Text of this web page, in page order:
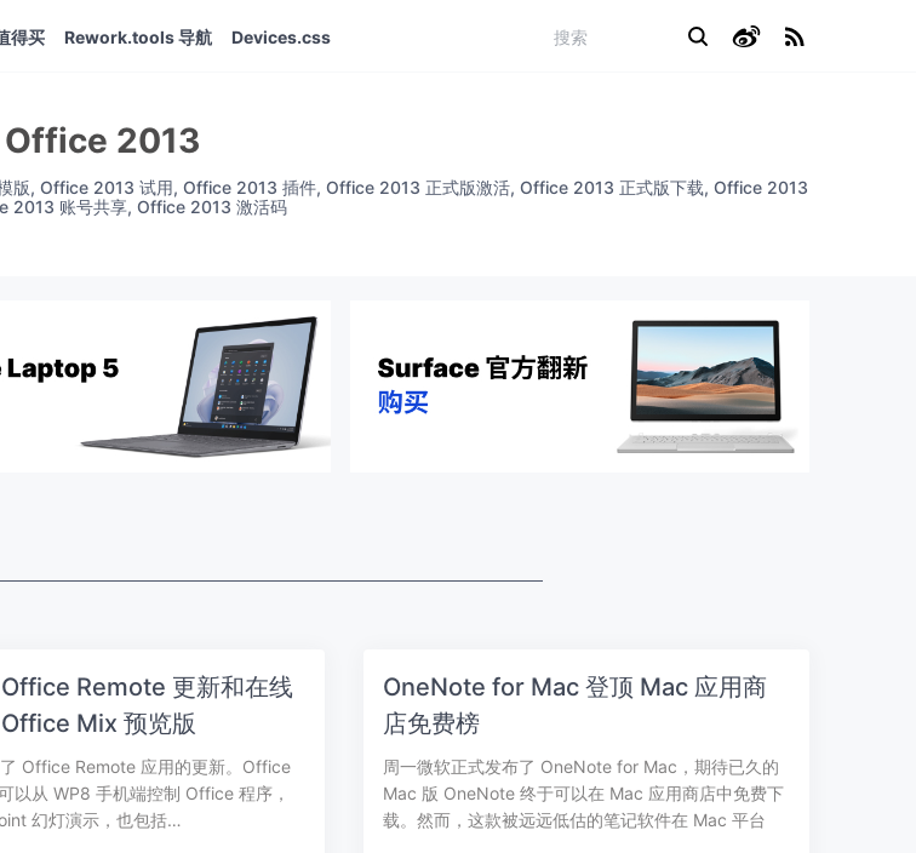
得买 Rework.tools 导航 Devices.css
Office 2013
, Office 2013 试用, Office 2013 插件, Office 2013 正式版激活, Office 2013 正式版下载, Office 2013
2013 账号共享, Office 2013 激活码
Remote 更新和在线
Mix 预览版
Office Remote 应用的更新。Office
以从 WP8 手机端控制 Office 程序，
幻灯演示，也包括…
OneNote for Mac 登顶 Mac 应用商
店免费榜
周一微软正式发布了 OneNote for Mac，期待已久的
Mac 版 OneNote 终于可以在 Mac 应用商店中免费下
载。然而，这款被远远低估的笔记软件在 Mac 平台